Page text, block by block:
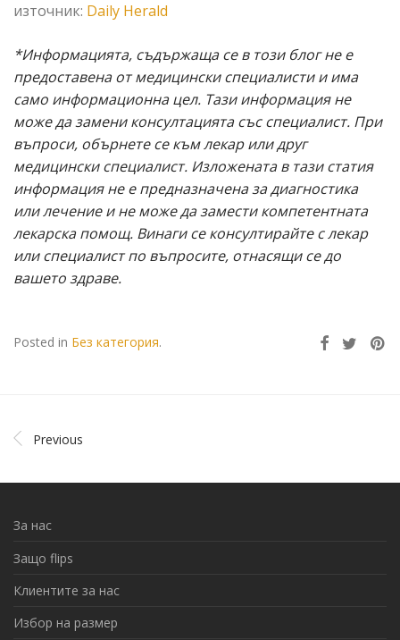
източник: Daily Herald
*Информацията, съдържаща се в този блог не е
предоставена от медицински специалисти и има
само информационна цел. Тази информация не
може да замени консултацията със специалист. При
въпроси, обърнете се към лекар или друг
медицински специалист. Изложената в тази статия
информация не е предназначена за диагностика
или лечение и не може да замести компетентната
лекарска помощ. Винаги се консултирайте с лекар
или специалист по въпросите, отнасящи се до
вашето здраве.
Posted in Без категория.
Previous
За нас
Защо flips
Клиентите за нас
Избор на размер